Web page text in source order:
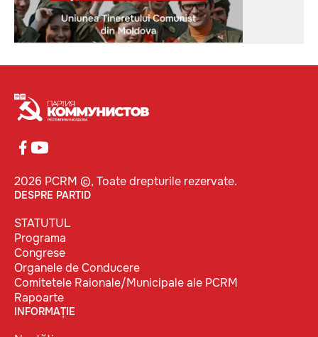
2026 PCRM ©, Toate drepturile rezervate.
DESPRE PARTID
STATUTUL
Programa
Congrese
Organele de Conducere
Comitetele Raionale/Municipale ale PCRM
Rapoarte
INFORMAȚIE